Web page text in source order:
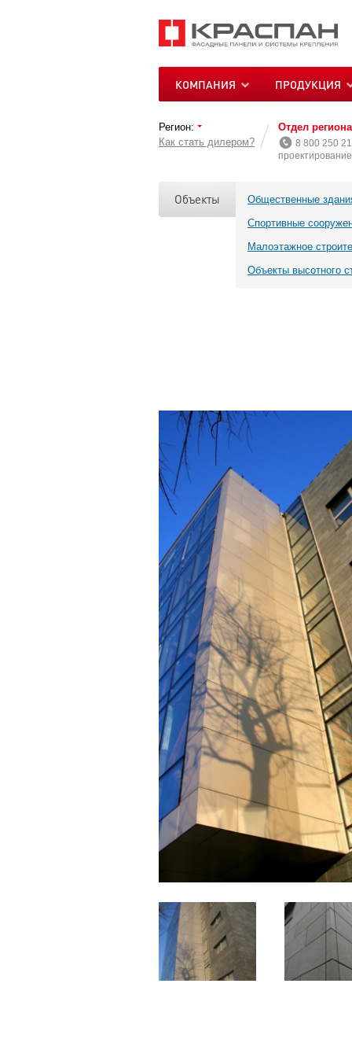
КОМПАНИЯ ПРОДУКЦИЯ
Регион:
Как стать дилером?
Отдел
8 800 250
Объекты
Общественные
Спортивные
Малоэтажное
Объекты высотного